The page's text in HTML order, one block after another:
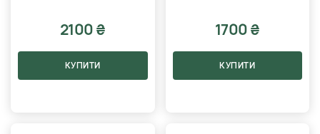
2100 ₴
КУПИТИ
1700 ₴
КУПИТИ